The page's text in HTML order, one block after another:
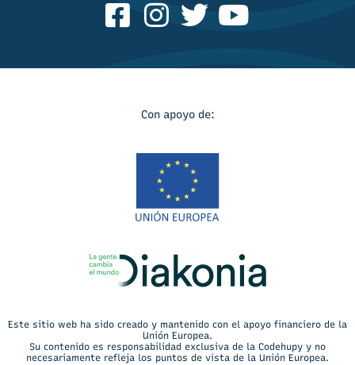
Con apoyo de:
Este sitio web ha sido creado y mantenido con el apoyo financiero de la
Unión Europea.
Su contenido es responsabilidad exclusiva de la Codehupy y no
necesariamente refleja los puntos de vista de la Unión Europea.